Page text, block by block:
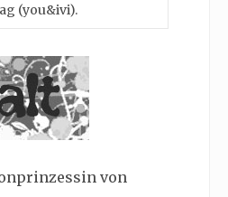
(you&ivi).
von